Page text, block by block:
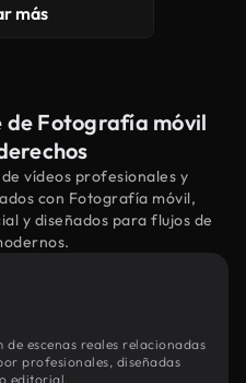
más
de Fotografía móvil
vídeos profesionales y
con Fotografía móvil,
y diseñados para flujos de
escenas reales relacionadas
profesionales, diseñadas
editorial.